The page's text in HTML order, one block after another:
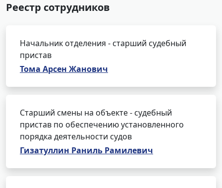
Реестр сотрудников
Начальник отделения - старший судебный
пристав
Тома Арсен Жанович
Старший смены на объекте - судебный
пристав по обеспечению установленного
порядка деятельности судов
Гизатуллин Раниль Рамилевич